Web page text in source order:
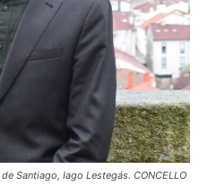
Santiago, Iago Lestegás. CONCELLO